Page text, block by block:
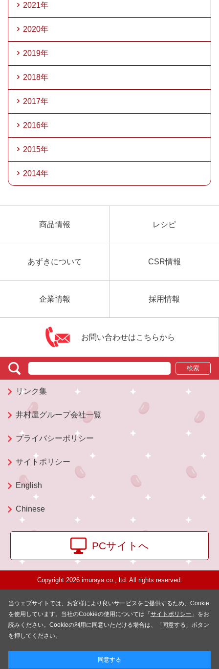
当ウェブサイトでは、お客様により良いサービスをご提供するため、Cookie
を使用しています。当社のCookieの使用については「 サイトポリシー 」をお
読みください。Cookieの利用に同意いただける場合は、「同意する」ボタン
を押してください。
同意する
2021年
2020年
2019年
2018年
2017年
2016年
2015年
2014年
商品情報 レシピ
あずきについて CSR情報
企業情報 採用情報
お問い合わせはこちらから
検索
リンク集
井村屋グループ会社一覧
プライバシーポリシー
サイトポリシー
English
Chinese
PCサイトへ
Copyright 2026 imuraya co., ltd. All rights reserved.